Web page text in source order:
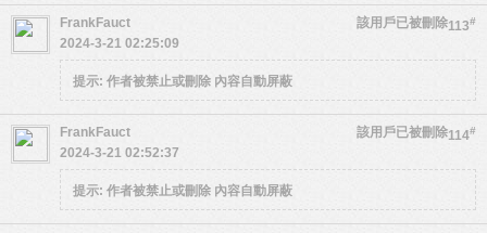
113#
FrankFauct
該用戶已被刪除
2024-3-21 02:25:09
提示: 作者被禁止或刪除 內容自動屏蔽
114#
FrankFauct
該用戶已被刪除
2024-3-21 02:52:37
提示: 作者被禁止或刪除 內容自動屏蔽